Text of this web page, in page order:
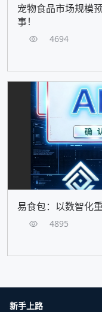
宠物食品市场规模
事！
4694
易食包：以数智化
4895
新手上路